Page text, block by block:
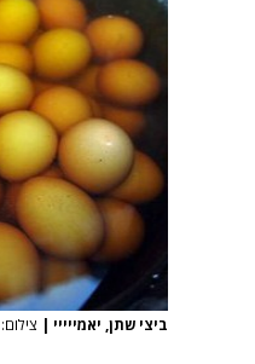
ביצי שתן, יאמייייי | צילום: